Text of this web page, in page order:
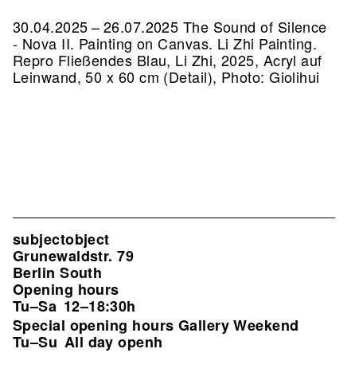
30.04.2025 – 26.07.2025 The Sound of Silence
- Nova II. Painting on Canvas. Li Zhi Painting.
Repro Fließendes Blau, Li Zhi, 2025, Acryl auf
Leinwand, 50 x 60 cm (Detail), Photo: Giolihui
subjectobject
Grunewaldstr. 79
Berlin South
Opening hours
Tu–Sa 12–18:30h
Special opening hours Gallery Weekend
Tu–Su All day openh